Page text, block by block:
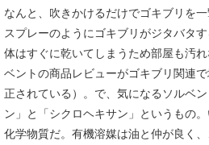
なんと、吹きかけるだけでゴキブリを
スプレーのようにゴキブリがジタバタ
体はすぐに乾いてしまうため部屋も汚
ベントの商品レビューがゴキブリ関連
正されている）。で、気になるソルベ
ン」と「シクロヘキサン」というもの
化学物質だ。有機溶媒は油と仲が良く